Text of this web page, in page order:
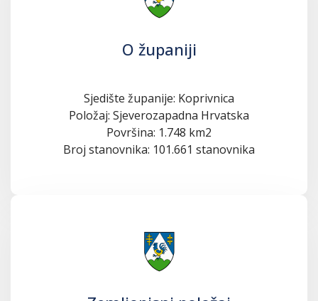
O županiji
Sjedište županije: Koprivnica
Položaj: Sjeverozapadna Hrvatska
Površina: 1.748 km2
Broj stanovnika: 101.661 stanovnika